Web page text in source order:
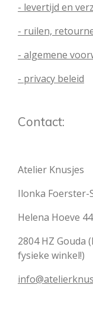
- levertijd en
- ruilen,
- algemene
- privacy beleid
Contact:
Atelier Knusjes
Ilonka Foerster-
Helena Hoeve 44
2804 HZ Gouda
fysieke winkel!)